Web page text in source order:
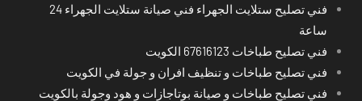
فني تصليح ستلايت الجهراء فني صيانة ستلايت الجهراء 24
ساعة
فني تصليح طباخات 67616123 الكويت
فني تصليح طباخات و تنظيف افران و جولة في الكويت
فني تصليح طباخات و صيانة بوتاجازات و هود وجولة بالكويت